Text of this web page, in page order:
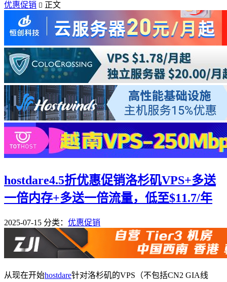
优惠促销  正文
hostdare4.5折优惠促销洛杉矶VPS+多送
一倍内存+多送一倍流量，低至$11.7/年
2025-07-15 分类： 优惠促销
从现在开始hostdare针对洛杉矶的VPS（不包括CN2 GIA线